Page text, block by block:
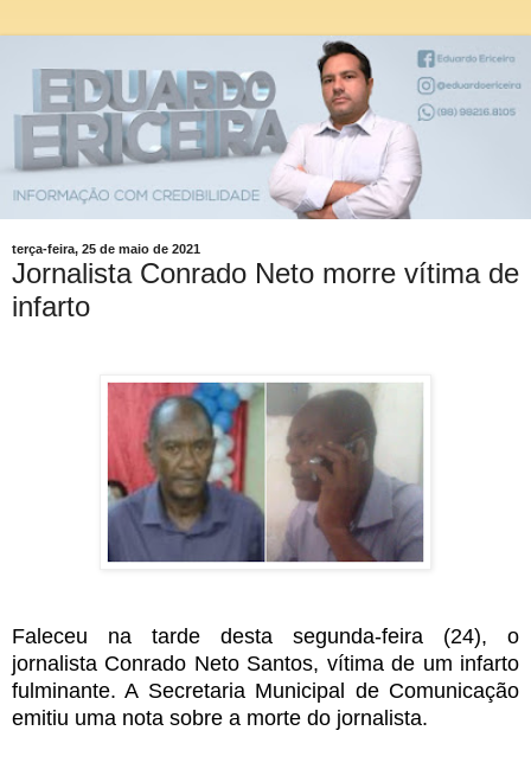
terça-feira, 25 de maio de 2021
Jornalista Conrado Neto morre vítima de
infarto
Faleceu na tarde desta segunda-feira (24), o
jornalista Conrado Neto Santos, vítima de um infarto
fulminante. A Secretaria Municipal de Comunicação
emitiu uma nota sobre a morte do jornalista.